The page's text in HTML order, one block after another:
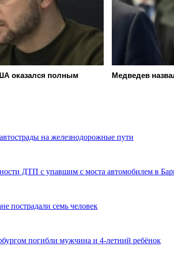
оказался полным
Медведев
на железнодорожные пути
ДТП с упавшим с моста автомобилем в
пострадали семь человек
погибли мужчина и 4-летний ребёнок